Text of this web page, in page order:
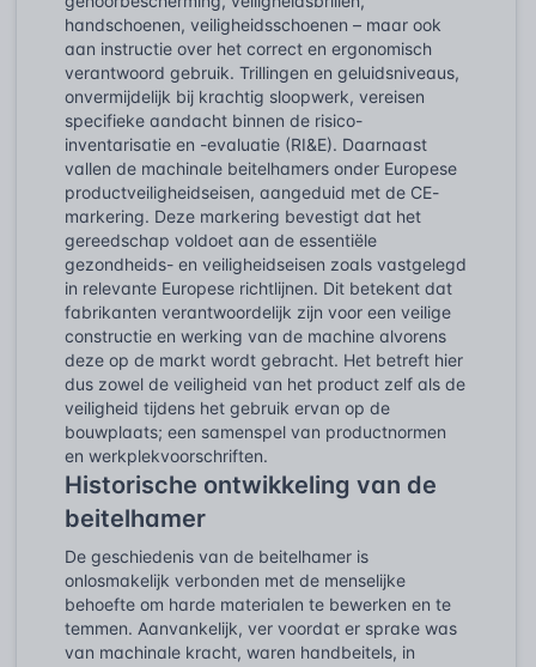
handschoenen, veiligheidsschoenen – maar ook
aan instructie over het correct en ergonomisch
verantwoord gebruik. Trillingen en geluidsniveaus,
onvermijdelijk bij krachtig sloopwerk, vereisen
specifieke aandacht binnen de risico-
inventarisatie en -evaluatie (RI&E). Daarnaast
vallen de machinale beitelhamers onder Europese
productveiligheidseisen, aangeduid met de CE-
markering. Deze markering bevestigt dat het
gereedschap voldoet aan de essentiële
gezondheids- en veiligheidseisen zoals vastgelegd
in relevante Europese richtlijnen. Dit betekent dat
fabrikanten verantwoordelijk zijn voor een veilige
constructie en werking van de machine alvorens
deze op de markt wordt gebracht. Het betreft hier
dus zowel de veiligheid van het product zelf als de
veiligheid tijdens het gebruik ervan op de
bouwplaats; een samenspel van productnormen
en werkplekvoorschriften.
Historische ontwikkeling van de
beitelhamer
De geschiedenis van de beitelhamer is
onlosmakelijk verbonden met de menselijke
behoefte om harde materialen te bewerken en te
temmen. Aanvankelijk, ver voordat er sprake was
van machinale kracht, waren handbeitels, in